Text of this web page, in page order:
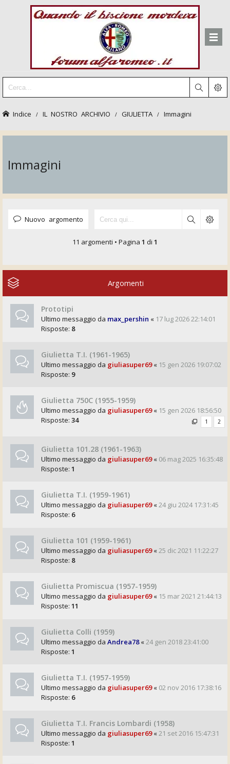
Indice IL NOSTRO ARCHIVIO GIULIETTA Immagini
Immagini
Nuovo argomento
11 argomenti • Pagina 1 di 1
Argomenti
Prototipi
Ultimo messaggio da max_pershin « 17 lug 2026 22:14:01
Risposte: 8
Giulietta T.I. (1961-1965)
Ultimo messaggio da giuliasuper69« 15 gen 2026 19:07:02
Risposte: 9
Giulietta 750C (1955-1959)
Ultimo messaggio da giuliasuper69« 15 gen 2026 18:56:50
Risposte: 34 1 2
Giulietta 101.28 (1961-1963)
Ultimo messaggio da giuliasuper69« 06 mag 2025 16:35:48
Risposte: 1
Giulietta T.I. (1959-1961)
Ultimo messaggio da giuliasuper69«24 giu 2024 17:31:45
Risposte: 6
Giulietta 101 (1959-1961)
Ultimo messaggio da giuliasuper69«25 dic 2021 11:22:27
Risposte: 8
Giulietta Promiscua (1957-1959)
Ultimo messaggio da giuliasuper69« 15 mar 2021 21:44:13
Risposte: 11
Giulietta Colli (1959)
Ultimo messaggio da Andrea78«24 gen 2018 23:41:00
Risposte: 1
Giulietta T.I. (1957-1959)
Ultimo messaggio da giuliasuper69« 02 nov 2016 17:38:16
Risposte: 6
Giulietta T.I. Francis Lombardi (1958)
Ultimo messaggio da giuliasuper69«21 set 2016 15:47:31
Risposte: 1